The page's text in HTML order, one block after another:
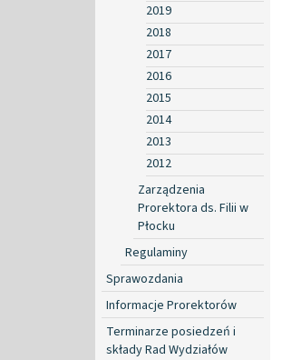
2019
2018
2017
2016
2015
2014
2013
2012
Zarządzenia
Prorektora ds. Filii w
Płocku
Regulaminy
Sprawozdania
Informacje Prorektorów
Terminarze posiedzeń i
składy Rad Wydziałów